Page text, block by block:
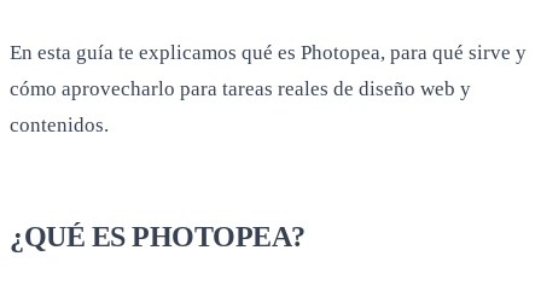
En esta guía te explicamos qué es Photopea, para qué sirve y
cómo aprovecharlo para tareas reales de diseño web y
contenidos.
¿QUÉ ES PHOTOPEA?